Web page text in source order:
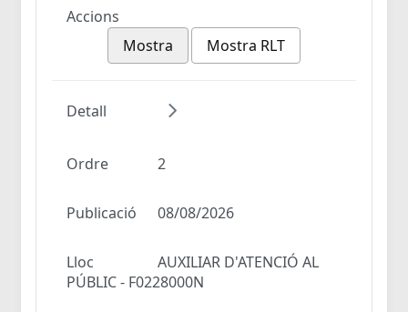
Accions
Mostra
Mostra RLT
Detall
Ordre 2
Publicació 08/08/2026
Lloc
AUXILIAR D'ATENCIÓ AL
PÚBLIC - F0228000N